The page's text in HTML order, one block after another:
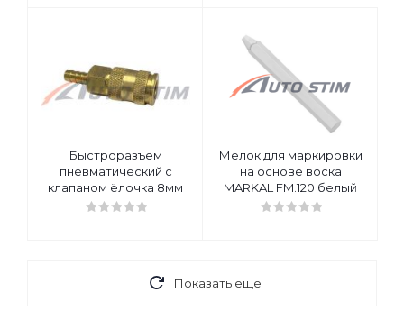
Быстроразъем
пневматический с
клапаном ёлочка 8мм
Мелок для маркировки
на основе воска
MARKAL FM.120 белый
Показать еще